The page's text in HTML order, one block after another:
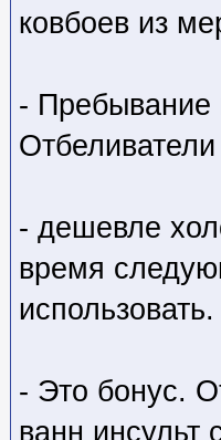
ковбоев из
- Пребывание
- дешевле
время
использовать.
- Это бонус.
ванн инсульт